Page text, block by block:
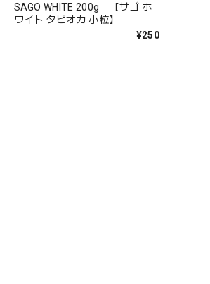
SAGO WHITE 200g 【サゴ ホ
ワイト タピオカ 小粒】
¥250